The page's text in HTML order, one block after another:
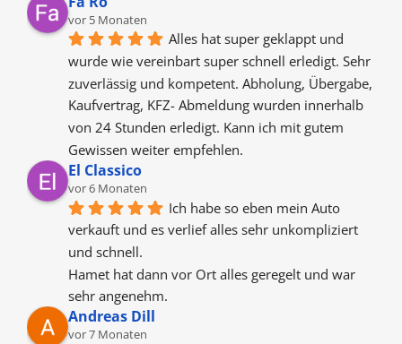
vor 5 Monaten
Alles hat super geklappt und
wurde wie vereinbart super schnell erledigt. Sehr
zuverlässig und kompetent. Abholung, Übergabe,
Kaufvertrag, KFZ- Abmeldung wurden innerhalb
von 24 Stunden erledigt. Kann ich mit gutem
Gewissen weiter empfehlen.
El Classico
vor 6 Monaten
Ich habe so eben mein Auto
verkauft und es verlief alles sehr unkompliziert
und schnell.
Hamet hat dann vor Ort alles geregelt und war
sehr angenehm.
Andreas Dill
vor 7 Monaten